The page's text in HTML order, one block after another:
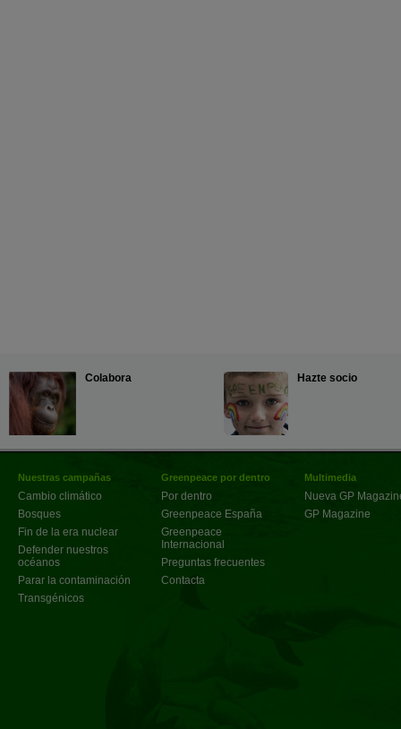
Colabora Hazte socio
Nuestras campañas
Cambio climático
Bosques
Fin de la era nuclear
Defender nuestros
océanos
Parar la contaminación
Transgénicos
Greenpeace por dentro
Por dentro
Greenpeace España
Greenpeace
Internacional
Preguntas frecuentes
Contacta
Multimedia
Nueva GP
GP Magazine